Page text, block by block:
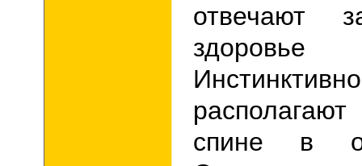
отвечают
спине в